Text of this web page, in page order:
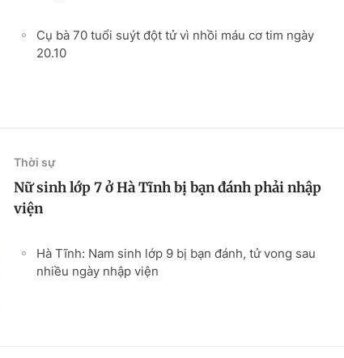
Cụ bà 70 tuổi suýt đột tử vì nhồi máu cơ tim ngày
20.10
Thời sự
Nữ sinh lớp 7 ở Hà Tĩnh bị bạn đánh phải nhập
viện
Hà Tĩnh: Nam sinh lớp 9 bị bạn đánh, tử vong sau
nhiều ngày nhập viện